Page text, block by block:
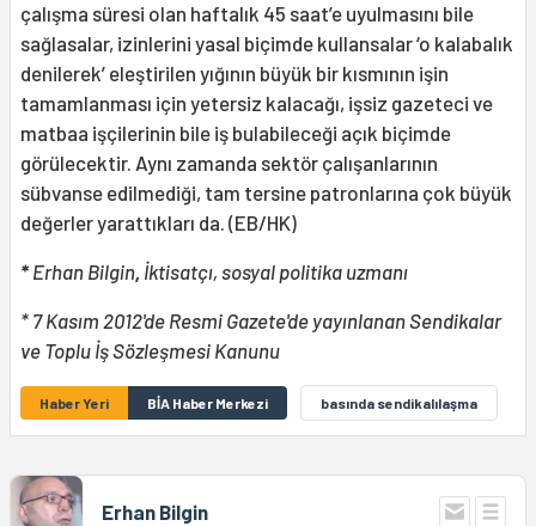
çalışma süresi olan haftalık 45 saat’e uyulmasını bile
sağlasalar, izinlerini yasal biçimde kullansalar ‘o kalabalık
denilerek’ eleştirilen yığının büyük bir kısmının işin
tamamlanması için yetersiz kalacağı, işsiz gazeteci ve
matbaa işçilerinin bile iş bulabileceği açık biçimde
görülecektir. Aynı zamanda sektör çalışanlarının
sübvanse edilmediği, tam tersine patronlarına çok büyük
değerler yarattıkları da. (EB/HK)
* Erhan Bilgin, İktisatçı, sosyal politika uzmanı
* 7 Kasım 2012'de Resmi Gazete'de yayınlanan Sendikalar
ve Toplu İş Sözleşmesi Kanunu
Haber Yeri BİA Haber Merkezi basında sendikalılaşma
Erhan Bilgin